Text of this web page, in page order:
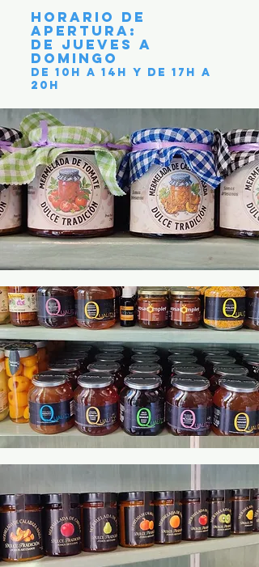
Horario de
Apertura:
De jueves a
domingo
de 10h a 14h y de 17h a
20h